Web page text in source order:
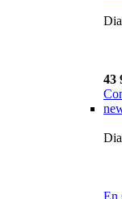
43
En